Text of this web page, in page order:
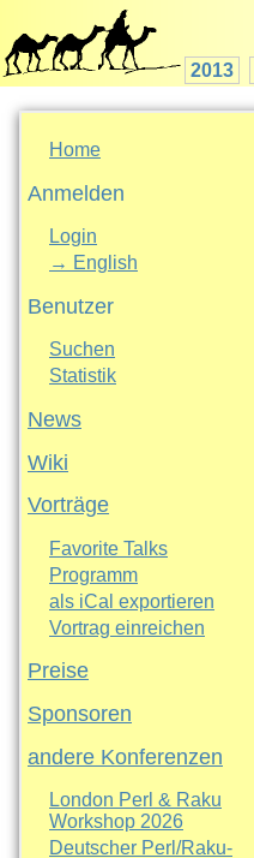
2013
Home
Anmelden
Login
→ English
Benutzer
Suchen
Statistik
News
Wiki
Vorträge
Favorite Talks
Programm
als iCal exportieren
Vortrag einreichen
Preise
Sponsoren
andere Konferenzen
London Perl & Raku
Workshop 2026
Deutscher Perl/Raku-